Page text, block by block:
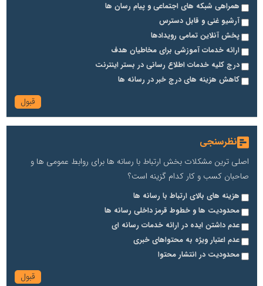
همراهی شبکه های اجتماعی و پیام رسان ها
آرشیو غنی و قابل دسترس
پخش آنلاین تمامی رویدادها
ارائه خدمات آموزشی برای مخاطیان هدف
درج کلیه خدمات اطلاع رسانی در بستر اینترنت
کاهش هزینه های درج خبر در رسانه ها
نظرسنجی
اصلی ترین مشکلات بخش ارتباط با رسانه ها برای روابط عمومی ها و
صاحبان کسب و کار کدام گزینه است؟
هزینه های بالای ارتباط با رسانه ها
محدودیت ها و خطوط قرمز داخلی رسانه ها
عدم داشتن ایده در ارائه خدمات رسانه ای
عدم اعتبار ویژه به محتواهای خبری
محدودیت در انتشار محتوا